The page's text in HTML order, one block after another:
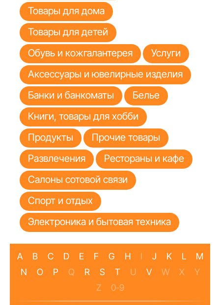
Товары для дома
Товары для детей
Обувь и кожгалантерея
Услуги
Аксессуары и ювелирные изделия
Банки и банкоматы
Белье
Книги, товары для хобби
Продукты
Прочие товары
Развлечения
Рестораны и кафе
Салоны сотовой связи
Спорт и отдых
Электроника и бытовая техника
A B C D E F G H I J K L
M
N
O P Q R S T U V W X
Y
Z
0-9